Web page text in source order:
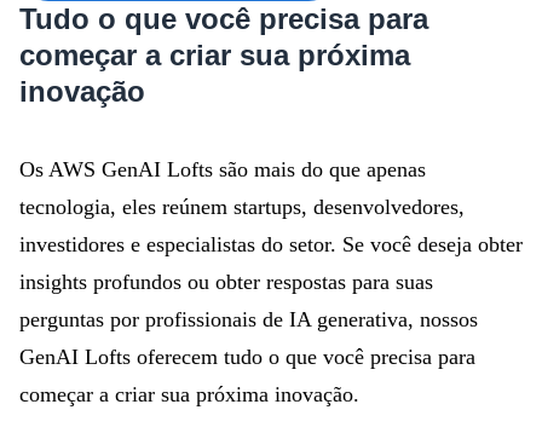
Tudo o que você precisa para
começar a criar sua próxima
inovação
Os AWS GenAI Lofts são mais do que apenas
tecnologia, eles reúnem startups, desenvolvedores,
investidores e especialistas do setor. Se você deseja obter
insights profundos ou obter respostas para suas
perguntas por profissionais de IA generativa, nossos
GenAI Lofts oferecem tudo o que você precisa para
começar a criar sua próxima inovação.